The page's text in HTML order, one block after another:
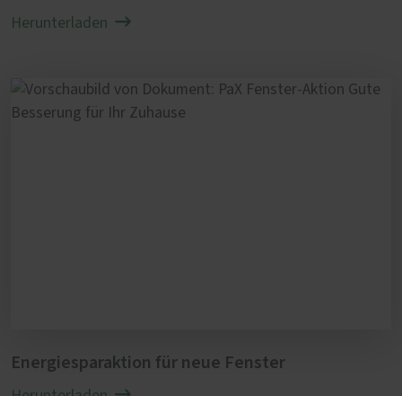
Herunterladen
Energiesparaktion für neue Fenster